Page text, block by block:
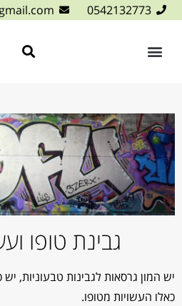
0542132773
גבינת טופו
יש המון גרסאות לגבינות טבעוניות,
כאלו העשויות מטופו.